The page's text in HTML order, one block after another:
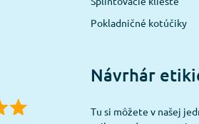
Pokladničné kotúčiky
Návrhár
Tu si môžete v našej